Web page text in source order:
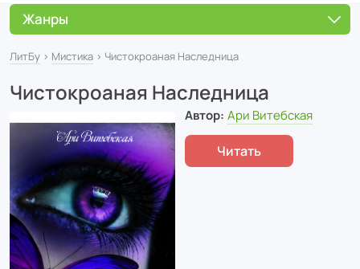
ЛитБу › Мистика › Чистокроаная Наследница
Чистокроаная Наследница
Автор: Ари Витебская
Читать
Жанры